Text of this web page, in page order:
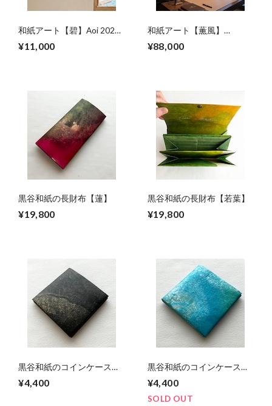
和紙アート【碧】Aoi 2025
¥11,000
和紙アート【薫風】
¥88,000
黒谷和紙の長財布【蓮】
¥19,800
黒谷和紙の長財布【若葉】
¥19,800
黒谷和紙のコインケース
¥4,400
黒谷和紙のコインケース
¥4,400
SOLD OUT